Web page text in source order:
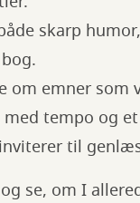
skarp
om emner
tempo og
til
se, om I